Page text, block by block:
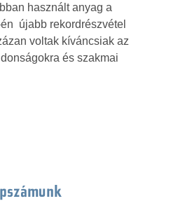
használt anyag a
újabb rekordrészvétel
voltak kíváncsiak az
és szakmai